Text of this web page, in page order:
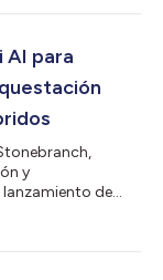
figurar como
ejecutivo de
AI para
y
de
la nube, de forma